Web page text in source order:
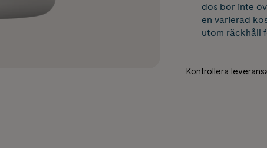
dos bör inte
en varierad
utom räckhåll